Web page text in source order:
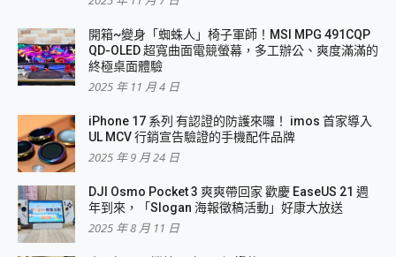
開箱~變身「蜘蛛人」椅子軍師！MSI MPG 491CQP
QD-OLED 超寬曲面電競螢幕，多工辦公、爽度滿滿的
終極桌面體驗
2025 年 11 月 4 日
iPhone 17 系列 有認證的防護來囉！ imos 首家導入
UL MCV 行銷宣告驗證的手機配件品牌
2025 年 9 月 24 日
DJI Osmo Pocket 3 爽爽帶回家 歡慶 EaseUS 21 週
年到來，「Slogan 海報徵稿活動」好康大放送
2025 年 8 月 11 日